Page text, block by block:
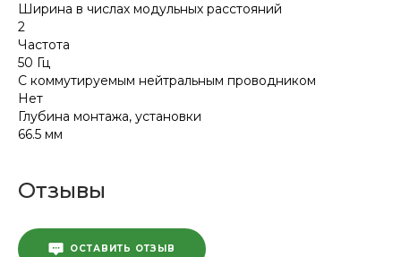
Ширина в числах модульных расстояний
2
Частота
50 Гц
С коммутируемым нейтральным проводником
Нет
Глубина монтажа, установки
66.5 мм
Отзывы
ОСТАВИТЬ ОТЗЫВ